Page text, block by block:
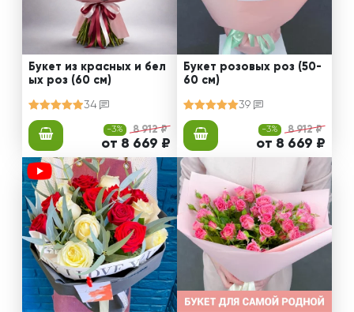
Букет из красных и бел
ых роз (60 см)
34
-3% 8 912 ₽
от 8 669 ₽
Букет розовых роз (50-
60 см)
39
-3% 8 912 ₽
от 8 669 ₽